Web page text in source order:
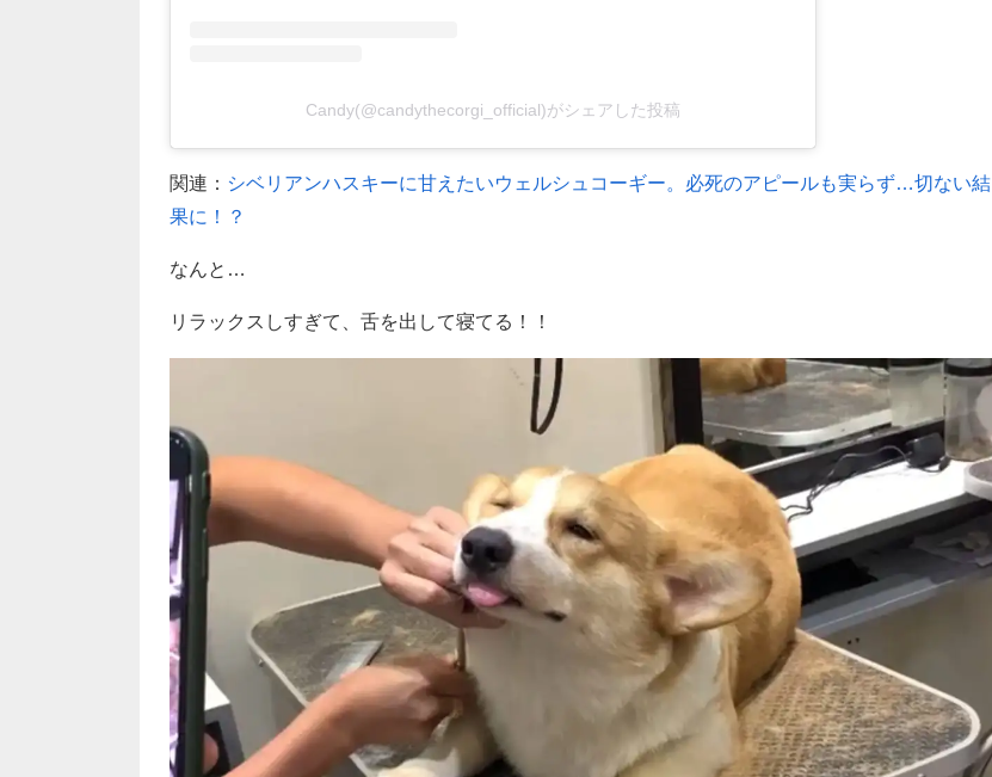
Candy(@candythecorgi_official)がシェアした投稿
関連： シベリアンハスキーに甘えたいウェルシュコーギー。必死のアピールも実らず…切ない結
果に！？
なんと…
リラックスしすぎて、舌を出して寝てる！！